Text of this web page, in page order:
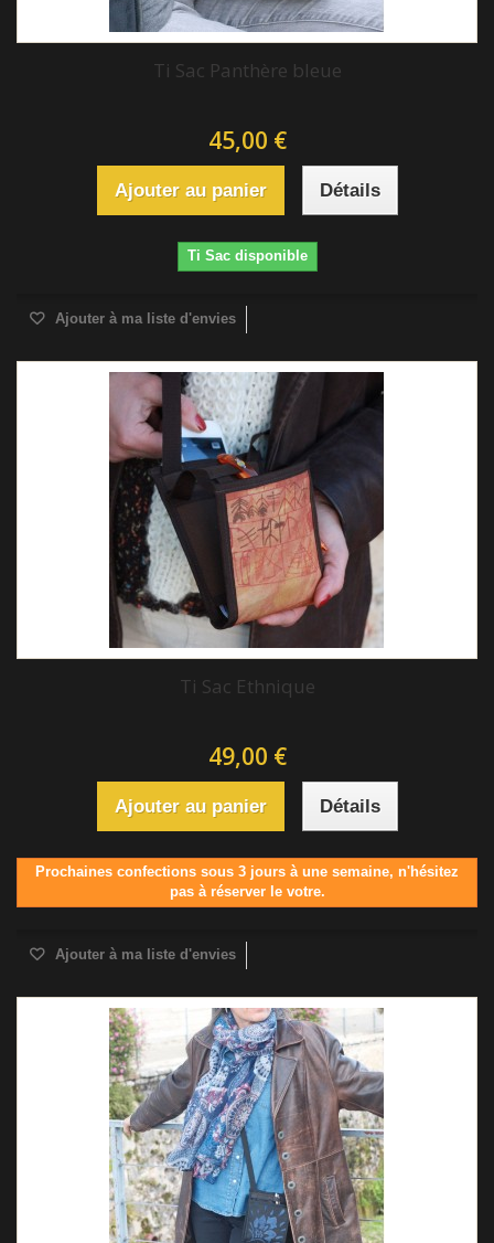
Ti Sac Panthère bleue
45,00 €
Ajouter au panier Détails
Ti Sac disponible
Ajouter à ma liste d'envies
Ti Sac Ethnique
49,00 €
Ajouter au panier Détails
Prochaines confections sous 3 jours à une semaine, n'hésitez
pas à réserver le votre.
Ajouter à ma liste d'envies